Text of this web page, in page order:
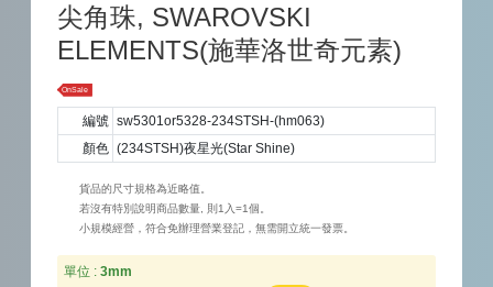
尖角珠, SWAROVSKI
ELEMENTS(施華洛世奇元素)
OnSale
編號 sw5301or5328-234STSH-(hm063)
顏色 (234STSH)夜星光(Star Shine)
貨品的尺寸規格為近略值。
若沒有特別說明商品數量, 則1入=1個。
小規模經營，符合免辦理營業登記，無需開立統一發票。
單位 : 3mm